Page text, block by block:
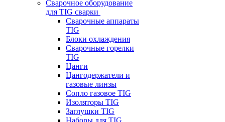
Сварочное оборудование
для TIG сварки
Сварочные аппараты
TIG
Блоки охлаждения
Сварочные горелки
TIG
Цанги
Цангодержатели и
газовые линзы
Сопло газовое TIG
Изоляторы TIG
Заглушки TIG
Наборы для TIG